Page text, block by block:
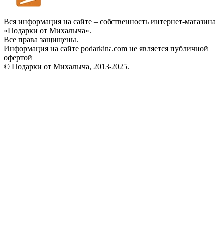
Вся информация на сайте – собственность интернет-магазина
«Подарки от Михалыча».
Все права защищены.
Информация на сайте podarkina.com не является публичной
офертой
© Подарки от Михалыча, 2013-2025.